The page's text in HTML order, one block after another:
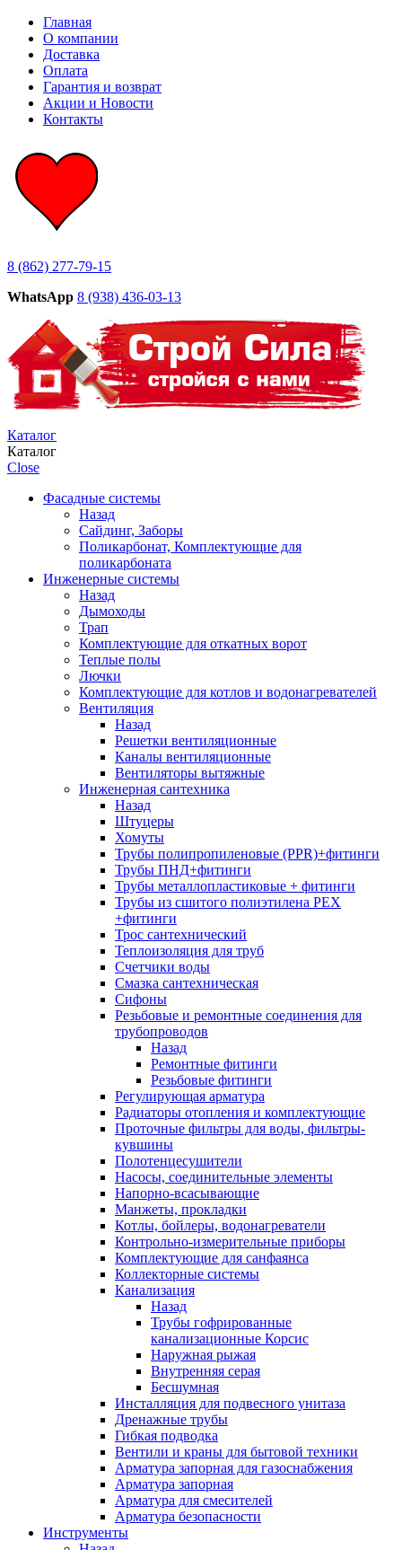
Главная
О компании
Доставка
Оплата
Гарантия и возврат
Акции и Новости
Контакты
8 (862) 277-79-15
WhatsApp 8 (938) 436-03-13
Каталог
Каталог
Close
Фасадные системы
Назад
Сайдинг, Заборы
Поликарбонат, Комплектующие для
поликарбоната
Инженерные системы
Назад
Дымоходы
Трап
Комплектующие для откатных ворот
Теплые полы
Лючки
Комплектующие для котлов и водонагревателей
Вентиляция
Назад
Решетки вентиляционные
Каналы вентиляционные
Вентиляторы вытяжные
Инженерная сантехника
Назад
Штуцеры
Хомуты
Трубы полипропиленовые (PPR)+фитинги
Трубы ПНД+фитинги
Трубы металлопластиковые + фитинги
Трубы из сшитого полиэтилена PEX
+фитинги
Трос сантехнический
Теплоизоляция для труб
Счетчики воды
Смазка сантехническая
Сифоны
Резьбовые и ремонтные соединения для
трубопроводов
Назад
Ремонтные фитинги
Резьбовые фитинги
Регулирующая арматура
Радиаторы отопления и комплектующие
Проточные фильтры для воды, фильтры-
кувшины
Полотенцесушители
Насосы, соединительные элементы
Напорно-всасывающие
Манжеты, прокладки
Котлы, бойлеры, водонагреватели
Контрольно-измерительные приборы
Комплектующие для санфаянса
Коллекторные системы
Канализация
Назад
Трубы гофрированные
канализационные Корсис
Наружная рыжая
Внутренняя серая
Бесшумная
Инсталляция для подвесного унитаза
Дренажные трубы
Гибкая подводка
Вентили и краны для бытовой техники
Арматура запорная для газоснабжения
Арматура запорная
Арматура для смесителей
Арматура безопасности
Инструменты